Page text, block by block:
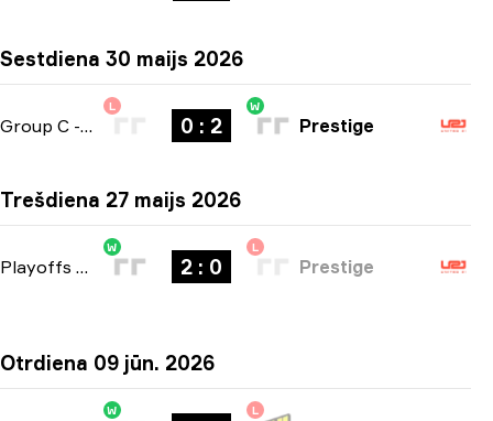
Sestdiena 30 maijs 2026
Group C - bo3
L
0 : 2
W
Prestige
Trešdiena 27 maijs 2026
Playoffs bo3
W
2 : 0
L
Prestige
Otrdiena 09 jūn. 2026
W L